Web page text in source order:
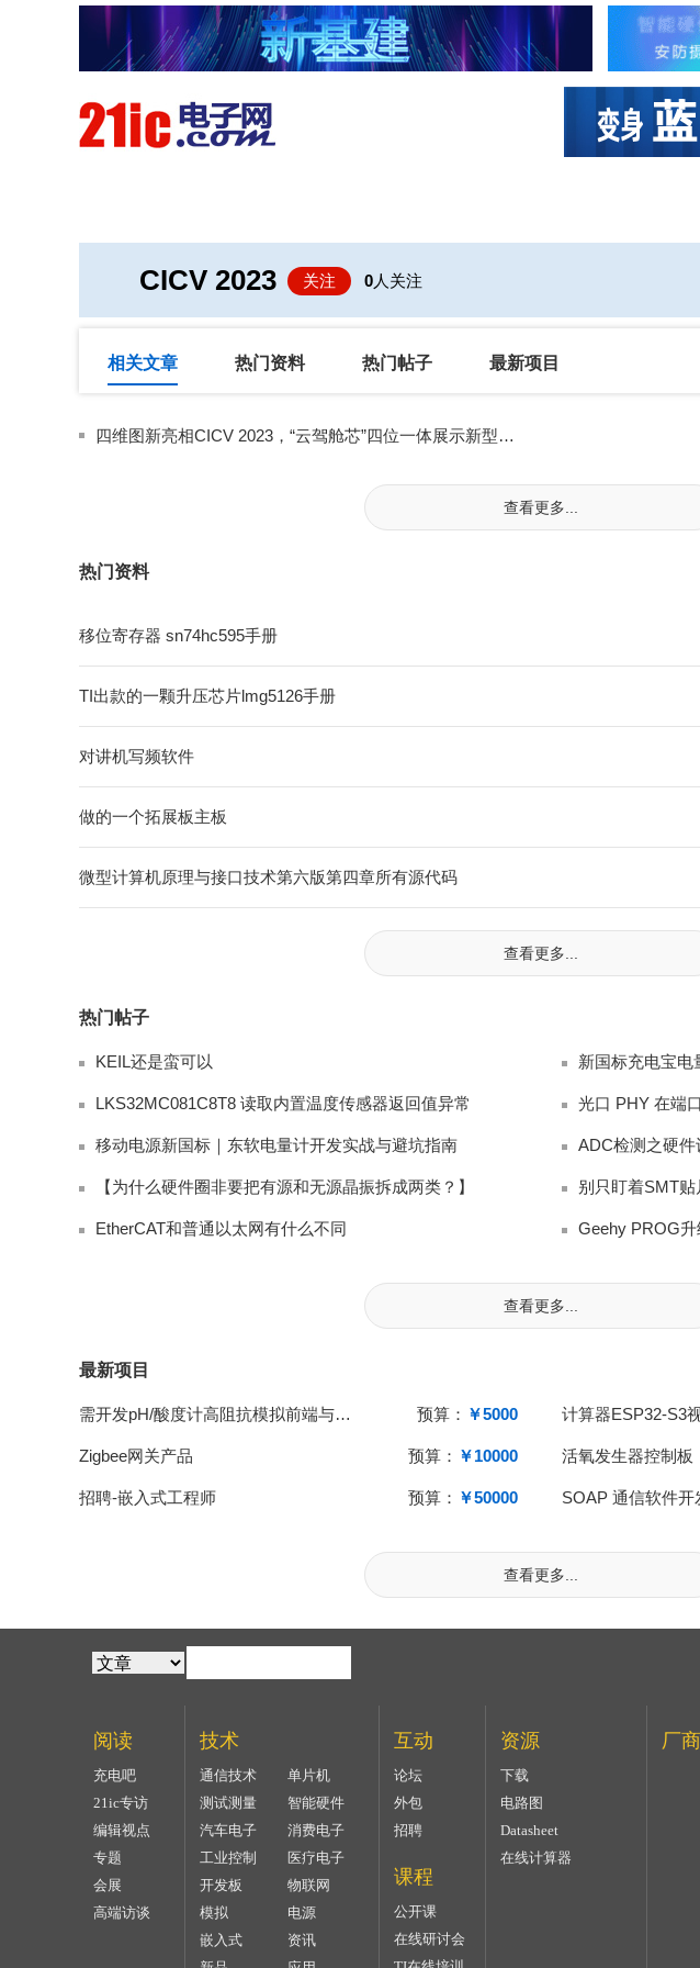
CICV 2023 关注 0人关注
相关文章 热门资料 热门帖子 最新项目
四维图新亮相CICV 2023，“云驾舱芯”四位一体展示新型Tier1实力
查看更多...
热门资料
移位寄存器 sn74hc595手册
TI出款的一颗升压芯片lmg5126手册
对讲机写频软件
做的一个拓展板主板
微型计算机原理与接口技术第六版第四章所有源代码
查看更多...
热门帖子
KEIL还是蛮可以
LKS32MC081C8T8 读取内置温度传感器返回值异常
移动电源新国标｜东软电量计开发实战与避坑指南 ADC检测之硬件
【为什么硬件圈非要把有源和无源晶振拆成两类？】 别只盯着SMT
EtherCAT和普通以太网有什么不同 Geehy PROG
查看更多...
最新项目
需开发pH/酸度计高阻抗模拟前端与单片机系统 预算： ￥5000 计算器ESP32-S3
Zigbee网关产品 预算： ￥10000 活氧发生器控制板
招聘-嵌入式工程师 预算： ￥50000 SOAP 通信软件开
查看更多...
阅读
充电吧
21ic专访
编辑视点
专题
会展
高端访谈
技术
通信技术
单片机
测试测量
智能硬件
汽车电子
消费电子
工业控制
医疗电子
开发板
物联网
模拟
电源
嵌入式
资讯
互动
论坛
外包
招聘
课程
公开课
在线研讨会
资源
下载
电路图
Datasheet
在线计算器
厂商